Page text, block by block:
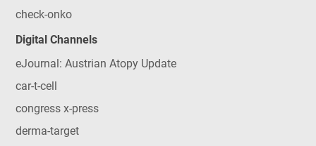
check-onko
Digital Channels
eJournal: Austrian Atopy Update
car-t-cell
congress x-press
derma-target